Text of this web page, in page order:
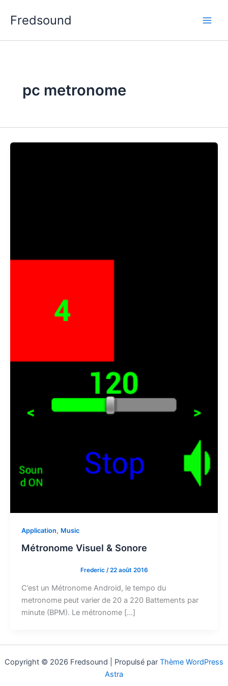
Fredsound
pc metronome
Application, Music
Métronome Visuel & Sonore
Frederic /22 août 2016
C’est un Métronome Android, le tempo du
metronome peut varier de 20 a 220 Battements par
minute (BPM). Le métronome […]
Copyright © 2026 Fredsound | Propulsé par Thème WordPress
Astra